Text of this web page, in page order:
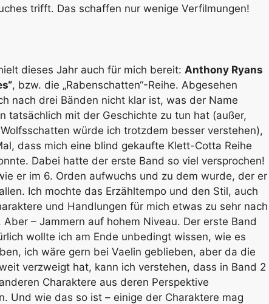
trifft. Das schaffen nur wenige Verfilmungen!
dieses Jahr auch für mich bereit: Anthony Ryans
, bzw. die „Rabenschatten“-Reihe. Abgesehen
nach drei Bänden nicht klar ist, was der Name
tatsächlich mit der Geschichte zu tun hat (außer,
würde ich trotzdem besser verstehen),
dass mich eine blind gekaufte Klett-Cotta Reihe
Dabei hatte der erste Band so viel versprochen!
er im 6. Orden aufwuchs und zu dem wurde, der er
Ich mochte das Erzähltempo und den Stil, auch
und Handlungen für mich etwas zu sehr nach
– Jammern auf hohem Niveau. Der erste Band
wollte ich am Ende unbedingt wissen, wie es
ich wäre gern bei Vaelin geblieben, aber da die
verzweigt hat, kann ich verstehen, dass in Band 2
Charaktere aus deren Perspektive
Und wie das so ist – einige der Charaktere mag